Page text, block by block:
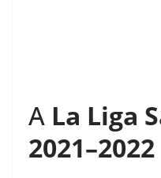
A La Liga
2021–2022